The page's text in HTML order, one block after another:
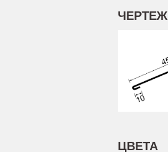
ЧЕРТЕЖ
ЦВЕТА